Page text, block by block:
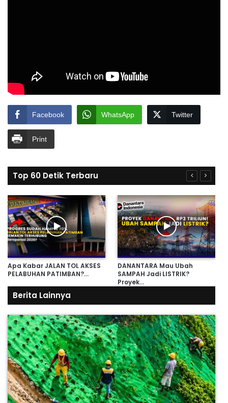
Facebook WhatsApp Twitter
Print
Top 60 Detik Terbaru
Apa Kabar JALAN TOL AKSES
PELABUHAN PATIMBAN?…
DANANTARA Mau Ubah
SAMPAH Jadi LISTRIK?
Proyek…
Berita Lainnya